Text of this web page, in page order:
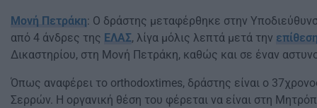
Μονή Πετράκη: O δράστης μεταφέρθηκε στην
από 4 άνδρες της ΕΛΑΣ, λίγα μόλις λεπτά μετά την
Δικαστηρίου, στη Μονή Πετράκη, καθώς και σε έναν
Όπως αναφέρει το orthodoxtimes, δράστης είναι ο
Σερρών. Η οργανική θέση του φέρεται να είναι στη